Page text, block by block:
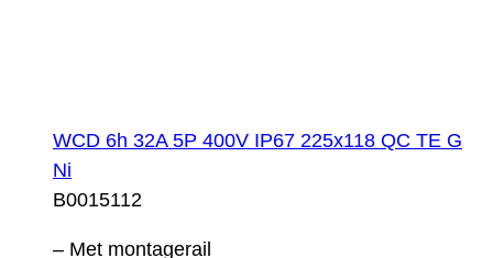
WCD 6h 32A 5P 400V IP67 225x118 QC TE G
Ni
B0015112
– Met montagerail